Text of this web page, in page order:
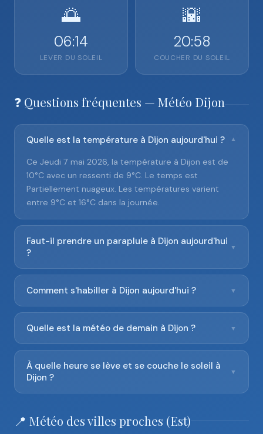
🌅
06:14
LEVER DU SOLEIL
🌇
20:58
COUCHER DU SOLEIL
❓ Questions fréquentes — Météo Dijon
Quelle est la température à Dijon aujourd'hui ? ▼
Ce Jeudi 7 mai 2026, la température à Dijon est de
10°C avec un ressenti de 9°C. Le temps est
Partiellement nuageux. Les températures varient
entre 9°C et 16°C dans la journée.
Faut-il prendre un parapluie à Dijon aujourd'hui
?
▼
Comment s'habiller à Dijon aujourd'hui ? ▼
Quelle est la météo de demain à Dijon ? ▼
À quelle heure se lève et se couche le soleil à
Dijon ?
▼
📍 Météo des villes proches (Est)